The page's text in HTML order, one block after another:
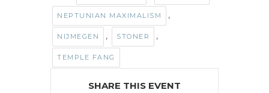
NEPTUNIAN MAXIMALISM ,
NIJMEGEN , STONER ,
TEMPLE FANG
SHARE THIS EVENT